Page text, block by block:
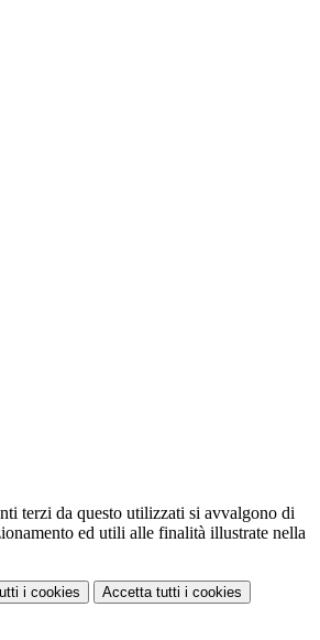
terzi da questo utilizzati si avvalgono di
ed utili alle finalità illustrate nella
i cookies Accetta tutti i cookies